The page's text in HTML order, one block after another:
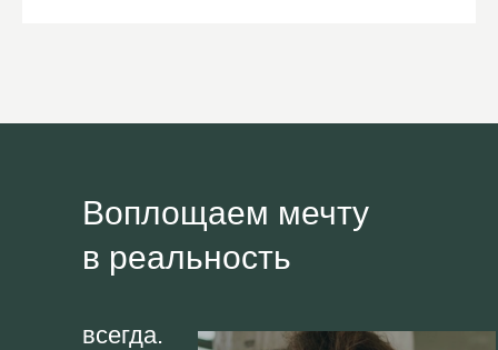
Воплощаем мечту
в реальность
всегда.